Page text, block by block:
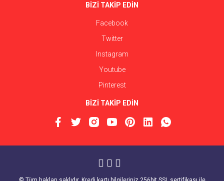
BİZİ TAKİP EDİN
Facebook
Twitter
Instagram
Youtube
Pinterest
BİZİ TAKİP EDİN